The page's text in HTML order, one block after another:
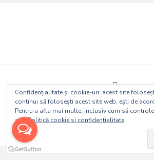
Confidențialitate și cookie-uri: acest site
continui să folosești acest site web, ești de
Pentru a afla mai multe, inclusiv cum să
aici:Politică cookie si confidentialitate
© 2018 Rambursare TVA